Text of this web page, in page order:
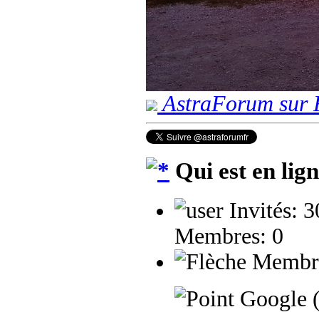
AstraForum sur
Qui est en
Invités:
Membres: 0
Google